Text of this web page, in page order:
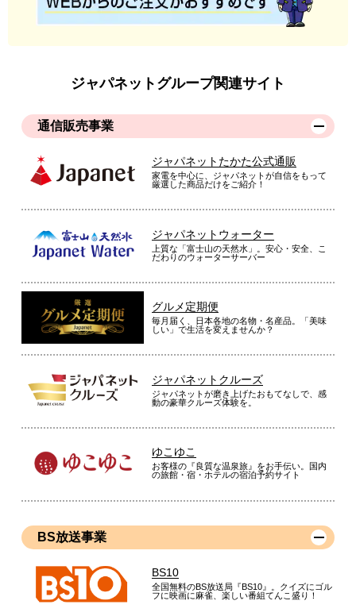
ジャパネットグループ関連サイト
通信販売事業
ジャパネットたかた公式通販
家電を中心に、ジャパネットが自信をもって
厳選した商品だけをご紹介！
ジャパネットウォーター
上質な「富士山の天然水」。安心・安全、こ
だわりのウォーターサーバー
グルメ定期便
毎月届く、日本各地の名物・名産品。「美味
しい」で生活を変えませんか？
ジャパネットクルーズ
ジャパネットが磨き上げたおもてなしで、感
動の豪華クルーズ体験を。
ゆこゆこ
お客様の『良質な温泉旅』をお手伝い。国内
の旅館・宿・ホテルの宿泊予約サイト
BS放送事業
BS10
全国無料のBS放送局『BS10』。クイズにゴル
フに映画に麻雀、楽しい番組てんこ盛り！